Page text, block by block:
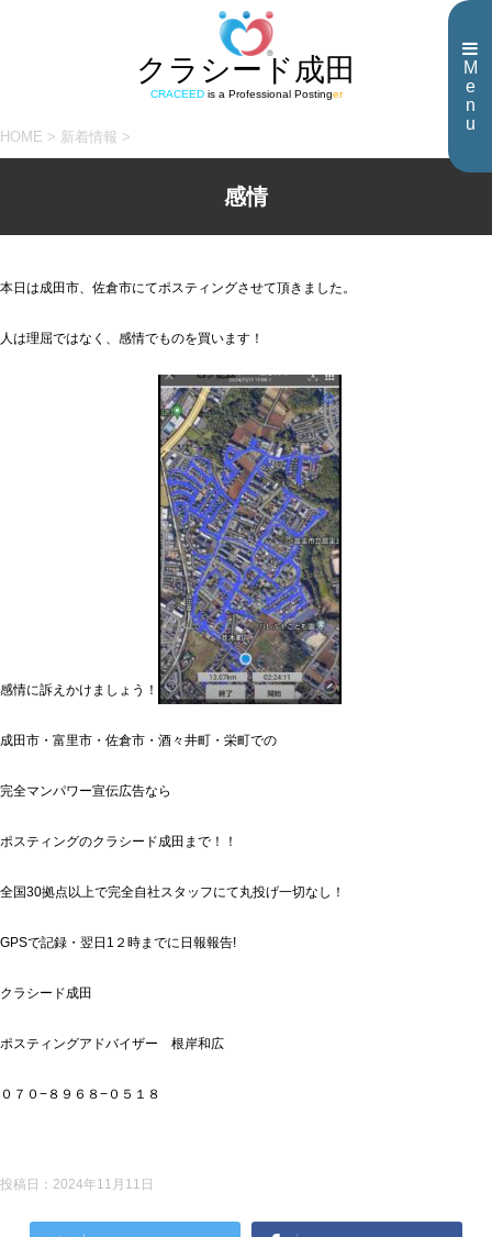
M
e
n
u
クラシード成田
CRACEEDis a Professional Postinger
HOME > 新着情報 >
感情
本日は成田市、佐倉市にてポスティングさせて頂きました。
人は理屈ではなく、感情でものを買います！
感情に訴えかけましょう！
成田市・富里市・佐倉市・酒々井町・栄町での
完全マンパワー宣伝広告なら
ポスティングのクラシード成田まで！！
全国30拠点以上で完全自社スタッフにて丸投げ一切なし！
GPSで記録・翌日1２時までに日報報告!
クラシード成田
ポスティングアドバイザー 根岸和広
０７０−８９６８−０５１８
投稿日： 2024年11月11日